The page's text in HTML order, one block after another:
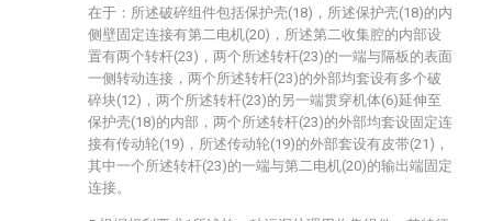
在于：所述破碎组件包括保护壳(18)，所述保护壳(18)的内
侧壁固定连接有第二电机(20)，所述第二收集腔的内部设
置有两个转杆(23)，两个所述转杆(23)的一端与隔板的表面
一侧转动连接，两个所述转杆(23)的外部均套设有多个破
碎块(12)，两个所述转杆(23)的另一端贯穿机体(6)延伸至
保护壳(18)的内部，两个所述转杆(23)的外部均套设固定连
接有传动轮(19)，所述传动轮(19)的外部套设有皮带(21)，
其中一个所述转杆(23)的一端与第二电机(20)的输出端固定
连接。